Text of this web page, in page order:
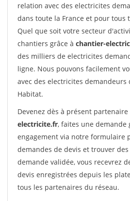
relation avec des electricites
dans toute la France et pour tous
Quel que soit votre secteur
chantiers grâce à chantier-
des milliers de electricites
ligne. Nous pouvons facilement
avec des electricites
Habitat.
Devenez dès à présent
electricite.fr, faites une demande
engagement via notre formulaire
demandes de devis et trouver
demande validée, vous recevrez
devis enregistrées depuis les
tous les partenaires du réseau.